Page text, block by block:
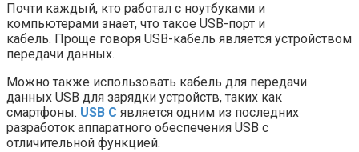
Почти каждый, кто работал с ноутбуками и
компьютерами знает, что такое USB-порт и
кабель. Проще говоря USB-кабель является устройством
передачи данных.
Можно также использовать кабель для передачи
данных USB для зарядки устройств, таких как
смартфоны. USB C является одним из последних
разработок аппаратного обеспечения USB с
отличительной функцией.